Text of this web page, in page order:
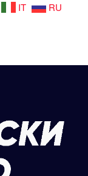
IT RU